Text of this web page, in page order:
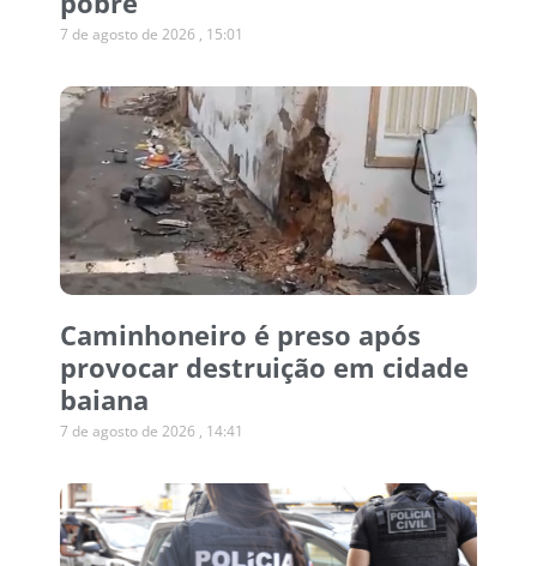
7 de agosto de 2026 15:01
Caminhoneiro é preso após
provocar destruição em cidade
baiana
7 de agosto de 2026 14:41